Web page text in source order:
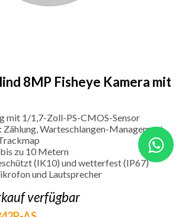
8MP Fisheye Kamera mit
mit 1/1,7-Zoll-PS-CMOS-Sensor
Warteschlangen-Management,
zu 10 Metern
(IK10) und wetterfest (IP67)
und Lautsprecher
verfügbar